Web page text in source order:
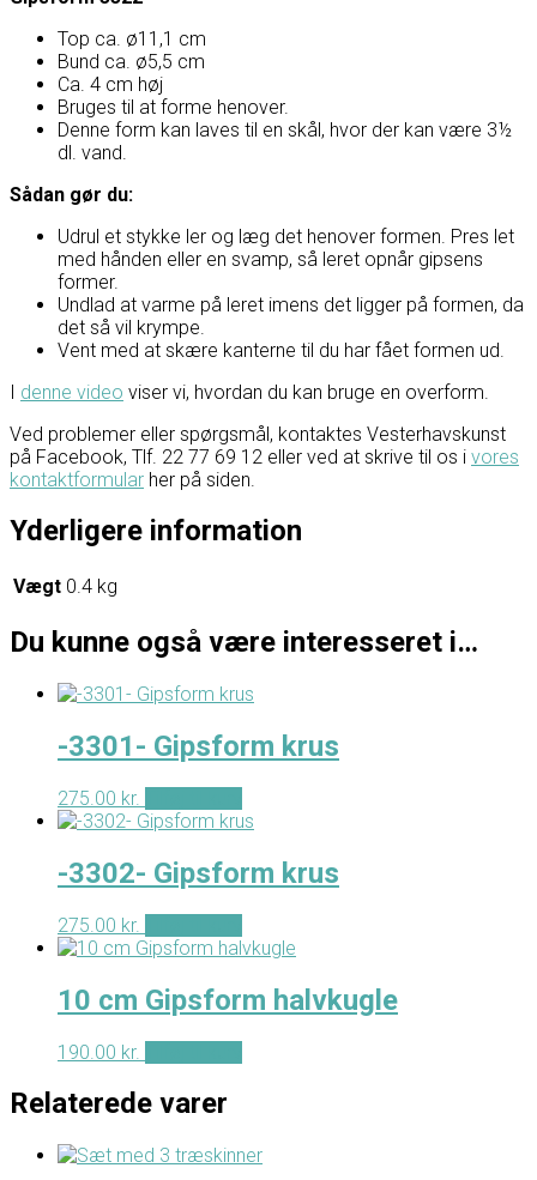
Top ca. ø11,1 cm
Bund ca. ø5,5 cm
Ca. 4 cm høj
Bruges til at forme henover.
Denne form kan laves til en skål, hvor der kan være 3½
dl. vand.
Sådan gør du:
Udrul et stykke ler og læg det henover formen. Pres let
med hånden eller en svamp, så leret opnår gipsens
former.
Undlad at varme på leret imens det ligger på formen, da
det så vil krympe.
Vent med at skære kanterne til du har fået formen ud.
I denne video viser vi, hvordan du kan bruge en overform.
Ved problemer eller spørgsmål, kontaktes Vesterhavskunst
på Facebook, Tlf. 22 77 69 12 eller ved at skrive til os i vores
kontaktformular her på siden.
Yderligere information
Vægt 0.4 kg
Du kunne også være interesseret i…
-3301- Gipsform krus
275.00 kr.
-3302- Gipsform krus
275.00 kr.
10 cm Gipsform halvkugle
190.00 kr.
Relaterede varer